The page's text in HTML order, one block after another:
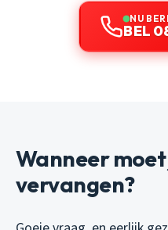
NU
BEL
Wanneer
vervangen?